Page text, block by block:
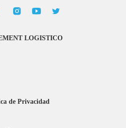
LOGISTICO
de Privacidad